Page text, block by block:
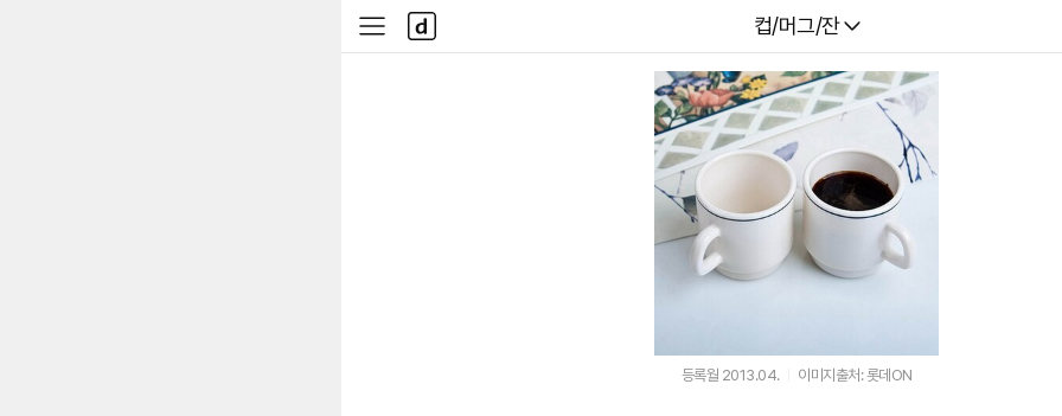
다나와
컵/머그/잔
사
이
다
나
와
등록월 2013.04. 이미지출처: 롯데ON